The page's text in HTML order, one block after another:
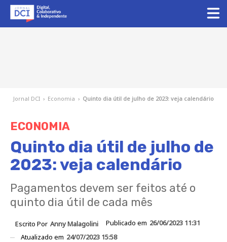
Jornal DCI › Economia › Quinto dia útil de julho de 2023: veja calendário
ECONOMIA
Quinto dia útil de julho de
2023: veja calendário
Pagamentos devem ser feitos até o
quinto dia útil de cada mês
Escrito Por Anny Malagolini Publicado em 26/06/2023 11:31
Atualizado em 24/07/2023 15:58